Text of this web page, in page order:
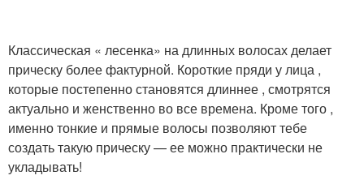
Классическая « лесенка» на длинных волосах делает
прическу более фактурной. Короткие пряди у лица ,
которые постепенно становятся длиннее , смотрятся
актуально и женственно во все времена. Кроме того ,
именно тонкие и прямые волосы позволяют тебе
создать такую прическу — ее можно практически не
укладывать!